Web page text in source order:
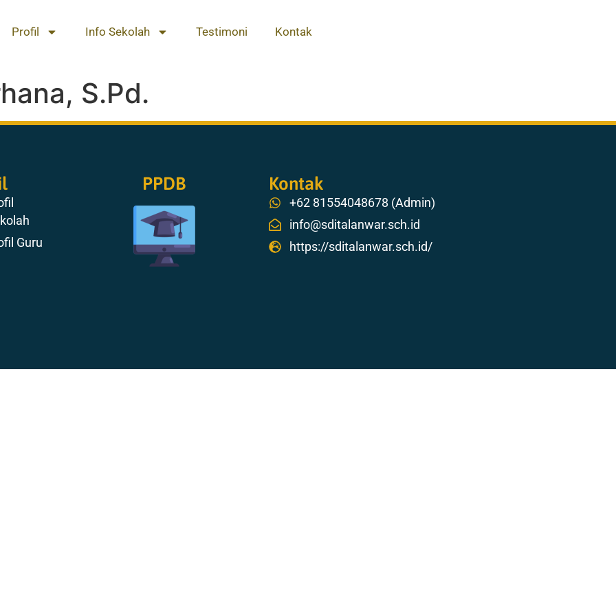
Profil Info Sekolah Testimoni Kontak
S.Pd.
Guru
PPDB Kontak
+62 81554048678 (Admin)
info@sditalanwar.sch.id
https://sditalanwar.sch.id/